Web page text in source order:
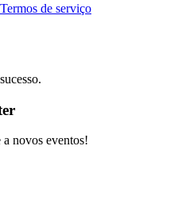
de serviço
a novos eventos!